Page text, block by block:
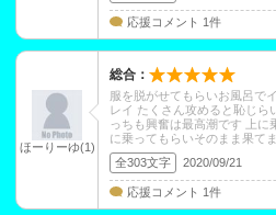
応援コメント 1件
ほーりーゆ(1)
総合：
服を脱がせてもらいお風呂で
レイ たくさん攻めると恥じら
っちも興奮は最高潮です 上
に乗ってもらいそのまま果て
全303文字
2020/09/21
応援コメント 1件